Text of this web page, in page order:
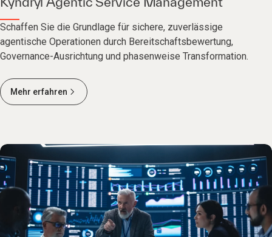
Schaffen Sie die Grundlage für sichere, zuverlässige
agentische Operationen durch Bereitschaftsbewertung,
Governance-Ausrichtung und phasenweise Transformation.
Mehr erfahren